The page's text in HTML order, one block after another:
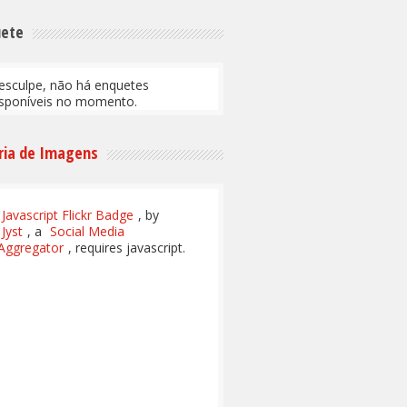
não há enquetes
no momento.
de Imagens
Javascript Flickr Badge , by
Jyst , a Social Media
, requires javascript.